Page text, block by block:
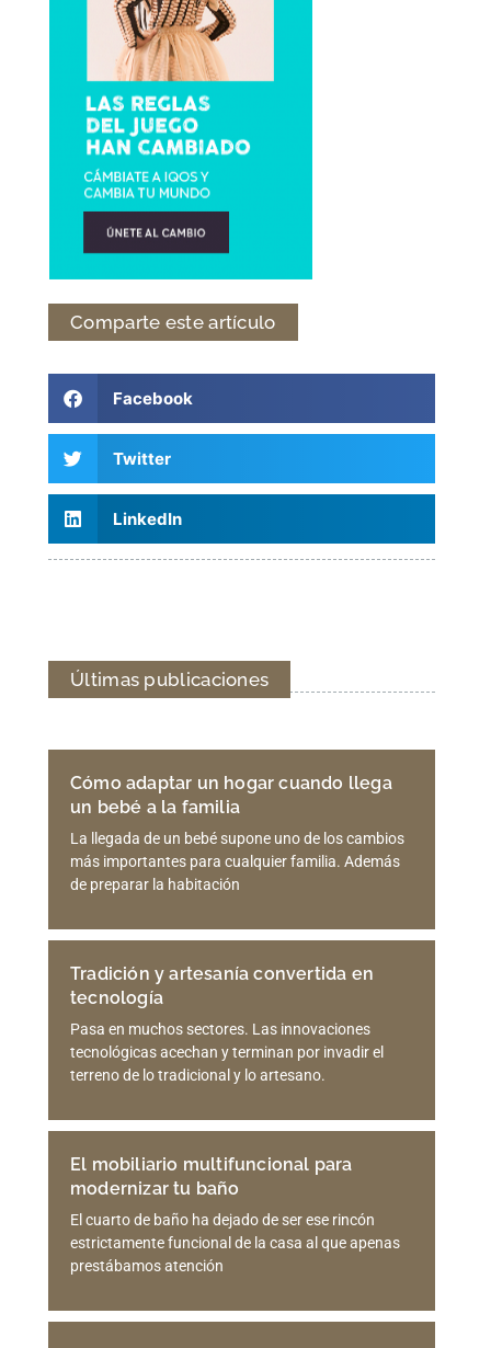
Comparte este artículo
Facebook
Twitter
LinkedIn
Últimas publicaciones
Cómo adaptar un hogar cuando llega
un bebé a la familia
La llegada de un bebé supone uno de los cambios
más importantes para cualquier familia. Además
de preparar la habitación
Tradición y artesanía convertida en
tecnología
Pasa en muchos sectores. Las innovaciones
tecnológicas acechan y terminan por invadir el
terreno de lo tradicional y lo artesano.
El mobiliario multifuncional para
modernizar tu baño
El cuarto de baño ha dejado de ser ese rincón
estrictamente funcional de la casa al que apenas
prestábamos atención